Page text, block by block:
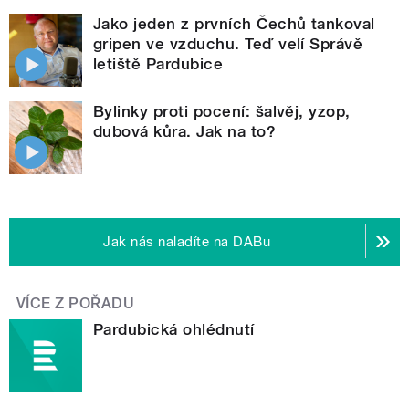
Jako jeden z prvních Čechů tankoval
gripen ve vzduchu. Teď velí Správě
letiště Pardubice
Bylinky proti pocení: šalvěj, yzop,
dubová kůra. Jak na to?
Jak nás naladíte na DABu
VÍCE Z POŘADU
Pardubická ohlédnutí